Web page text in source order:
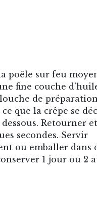
poêle sur feu
fine couche
de
ce que la crêpe se
Retourner
secondes. Servir
ou emballer dans
1 jour ou 2